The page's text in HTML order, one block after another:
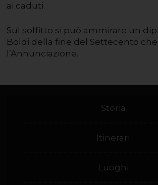
ai caduti.
Sul soffitto si può ammirare un
Boldi della fine del Settecento
l’Annunciazione.
Storia
Itinerari
Luoghi